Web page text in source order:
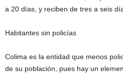
a 20 días, y reciben de tres a seis
Habitantes sin policías
Colima es la entidad que menos
de su población, pues hay un